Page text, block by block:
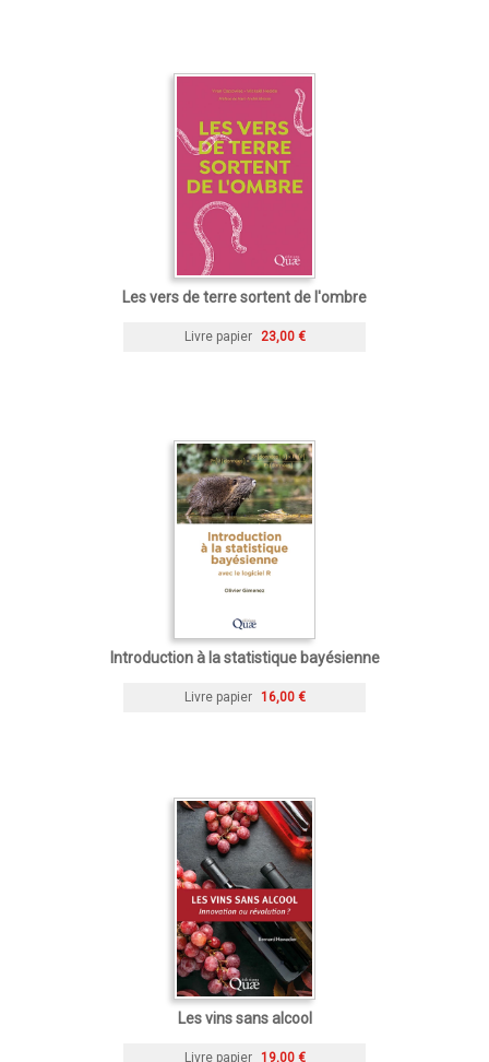
Les vers de terre sortent de l'ombre
Livre papier 23,00 €
Introduction à la statistique bayésienne
Livre papier 16,00 €
Les vins sans alcool
Livre papier 19,00 €